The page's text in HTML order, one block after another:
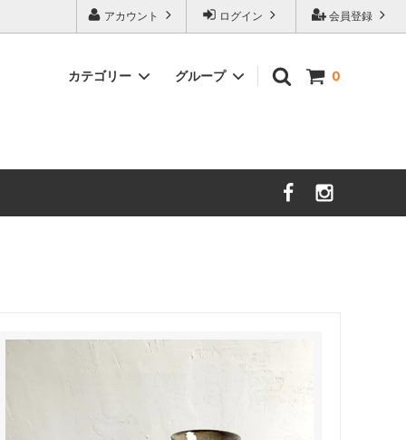
会員登録
ログイン
アカウント
0
カテゴリー
大分／小鹿田焼
グループ